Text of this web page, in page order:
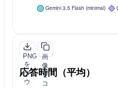
PNG
を
ダ
ウ
画
像
を
コ
応答時間（平均）